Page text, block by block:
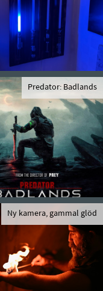
Predator: Badlands
Ny kamera, gammal glöd